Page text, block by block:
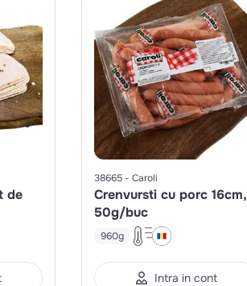
de
38665 Caroli
Crenvursti cu porc 16cm,
50g/buc
960g
Intra in cont